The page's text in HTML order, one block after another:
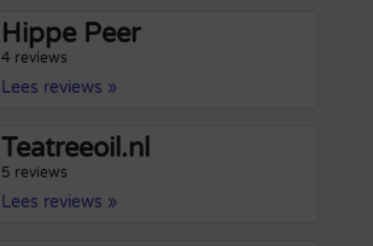
Hippe Peer
4 reviews
Lees reviews »
Teatreeoil.nl
5 reviews
Lees reviews »